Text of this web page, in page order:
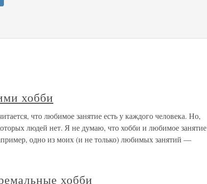
хобби
что любимое занятие есть у каждого человека. Но,
людей нет. Я не думаю, что хобби и любимое занятие
одно из моих (и не только) любимых занятий —
хобби